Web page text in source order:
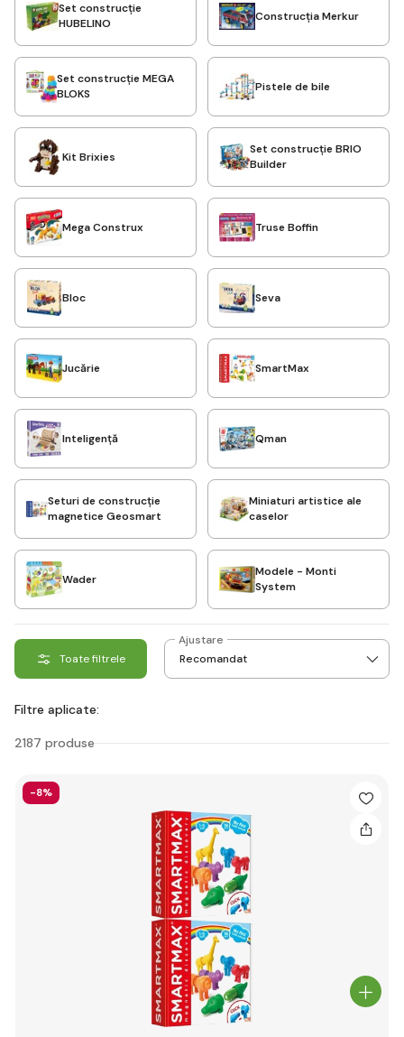
Set construcție
HUBELINO
Construcția Merkur
Set construcție MEGA
BLOKS
Pistele de bile
Kit Brixies
Set construcție BRIO
Builder
Mega Construx Truse Boffin
Bloc Seva
Jucărie SmartMax
Inteligență Qman
Seturi de construcție
magnetice Geosmart
Miniaturi artistice ale
caselor
Wader
Modele - Monti
System
Toate filtrele
Ajustare
Filtre aplicate:
2187 produse
-8%